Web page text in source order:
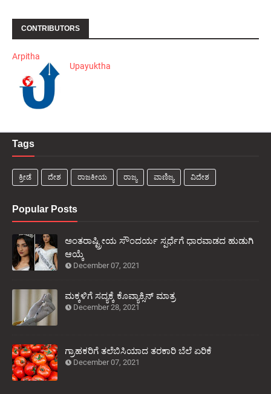
CONTRIBUTORS
Arpitha
Upayuktha
Tags
ಕ್ರೀಡೆ ದೇಶ ರಾಜಕೀಯ ರಾಜ್ಯ ವಾಣಿಜ್ಯ ವಿದೇಶ
Popular Posts
ಅಂತರಾಷ್ಟ್ರೀಯ ಸೌಂದರ್ಯ ಸ್ಪರ್ಧೆಗೆ ಧಾರವಾಡದ ಹುಡುಗಿ
ಆಯ್ಕೆ
December 07, 2021
ಮಕ್ಕಳಿಗೆ ಸದ್ಯಕ್ಕೆ ಕೊವ್ಯಾಕ್ಸಿನ್ ಮಾತ್ರ
December 28, 2021
ಗ್ರಾಹಕರಿಗೆ ತಲೆಬಿಸಿಯಾದ ತರಕಾರಿ ಬೆಲೆ ಏರಿಕೆ
December 07, 2021